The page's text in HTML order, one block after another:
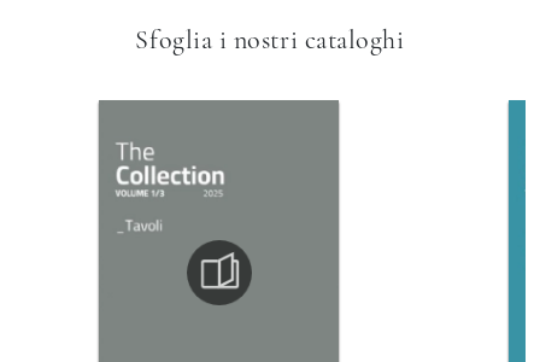
Sfoglia i nostri cataloghi